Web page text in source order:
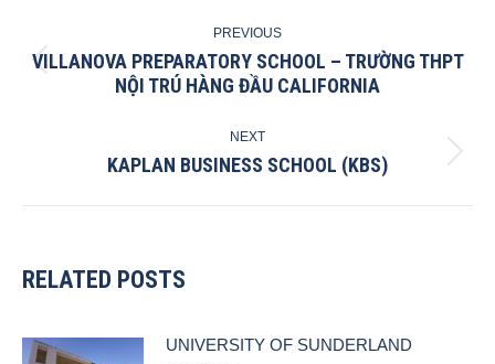
NAVIGATION
PREVIOUS
Previous
post:
VILLANOVA PREPARATORY SCHOOL – TRƯỜNG THPT
NỘI TRÚ HÀNG ĐẦU CALIFORNIA
NEXT
Next
KAPLAN BUSINESS SCHOOL (KBS)
RELATED POSTS
UNIVERSITY OF SUNDERLAND